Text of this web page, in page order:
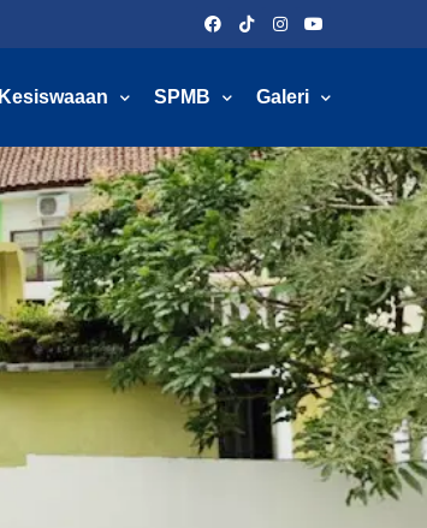
Kesiswaaan SPMB Galeri